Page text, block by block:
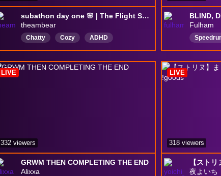
subathon day one 🌸 | The Flight SMP | !goals !subathon
theambear
Chatty Cozy
ADHD
LGBTQIA
English
minecraft
gaming
smp
theflightsmp
Fulham
Ranked
GRWM THEN COMPLETING THE END
Alixxa
LIVE
332 viewers
夜よいち
LIVE
318 viewers